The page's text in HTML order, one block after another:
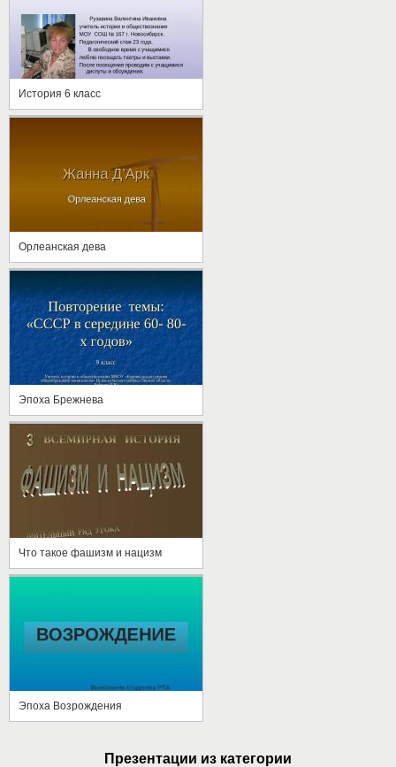
История 6 класс
Орлеанская дева
Эпоха Брежнева
Что такое фашизм и нацизм
Эпоха Возрождения
Презентации из категории